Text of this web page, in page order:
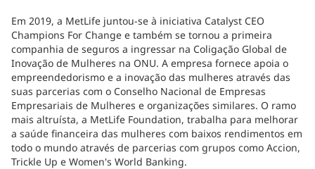
Em 2019, a MetLife juntou-se à iniciativa Catalyst CEO
Champions For Change e também se tornou a primeira
companhia de seguros a ingressar na Coligação Global de
Inovação de Mulheres na ONU. A empresa fornece apoia o
empreendedorismo e a inovação das mulheres através das
suas parcerias com o Conselho Nacional de Empresas
Empresariais de Mulheres e organizações similares. O ramo
mais altruísta, a MetLife Foundation, trabalha para melhorar
a saúde financeira das mulheres com baixos rendimentos em
todo o mundo através de parcerias com grupos como Accion,
Trickle Up e Women's World Banking.